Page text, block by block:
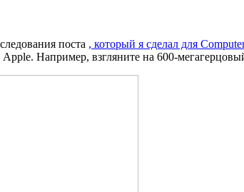
поста , который я сделал для
Например, взгляните на 600-